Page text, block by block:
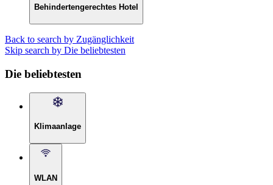
Behindertengerechtes Hotel
Back to search by Zugänglichkeit
Skip search by Die beliebtesten
Die beliebtesten
Klimaanlage
WLAN